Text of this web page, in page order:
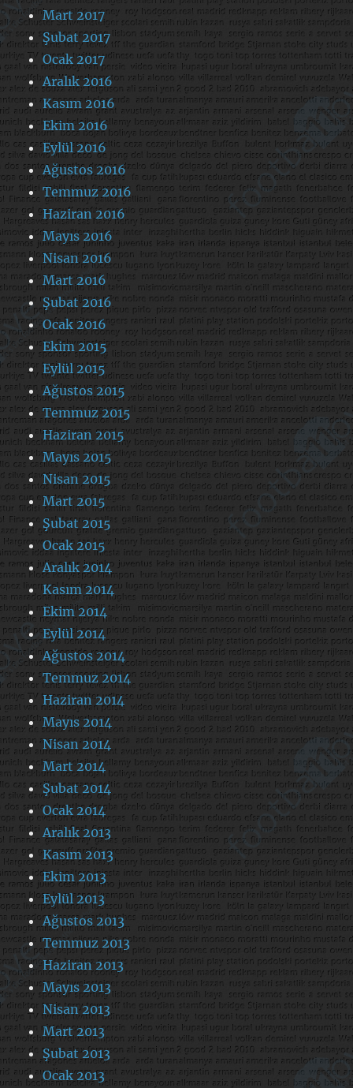
Mart 2017
Şubat 2017
Ocak 2017
Aralık 2016
Kasım 2016
Ekim 2016
Eylül 2016
Ağustos 2016
Temmuz 2016
Haziran 2016
Mayıs 2016
Nisan 2016
Mart 2016
Şubat 2016
Ocak 2016
Ekim 2015
Eylül 2015
Ağustos 2015
Temmuz 2015
Haziran 2015
Mayıs 2015
Nisan 2015
Mart 2015
Şubat 2015
Ocak 2015
Aralık 2014
Kasım 2014
Ekim 2014
Eylül 2014
Ağustos 2014
Temmuz 2014
Haziran 2014
Mayıs 2014
Nisan 2014
Mart 2014
Şubat 2014
Ocak 2014
Aralık 2013
Kasım 2013
Ekim 2013
Eylül 2013
Ağustos 2013
Temmuz 2013
Haziran 2013
Mayıs 2013
Nisan 2013
Mart 2013
Şubat 2013
Ocak 2013